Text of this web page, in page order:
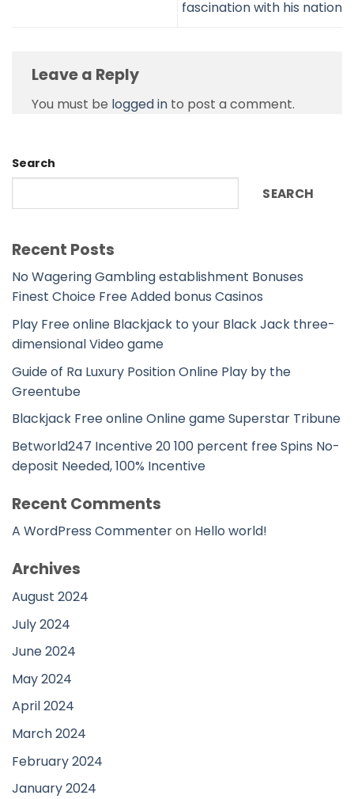
fascination with his nation
Leave a Reply
You must be logged in to post a comment.
Search
SEARCH
Recent Posts
No Wagering Gambling establishment Bonuses
Finest Choice Free Added bonus Casinos
Play Free online Blackjack to your Black Jack three-
dimensional Video game
Guide of Ra Luxury Position Online Play by the
Greentube
Blackjack Free online Online game Superstar Tribune
Betworld247 Incentive 20 100 percent free Spins No-
deposit Needed, 100% Incentive
Recent Comments
A WordPress Commenteron Hello world!
Archives
August 2024
July 2024
June 2024
May 2024
April 2024
March 2024
February 2024
January 2024